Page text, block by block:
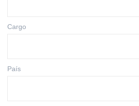
Cargo
País